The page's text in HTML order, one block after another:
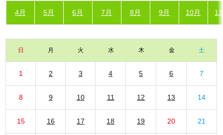
4月 5月 6月 7月 8月 9月 10月
日 月 火 水 木 金 土
1 2 3 4 5 6 7
8 9 10 11 12 13 14
15 16 17 18 19 20 21